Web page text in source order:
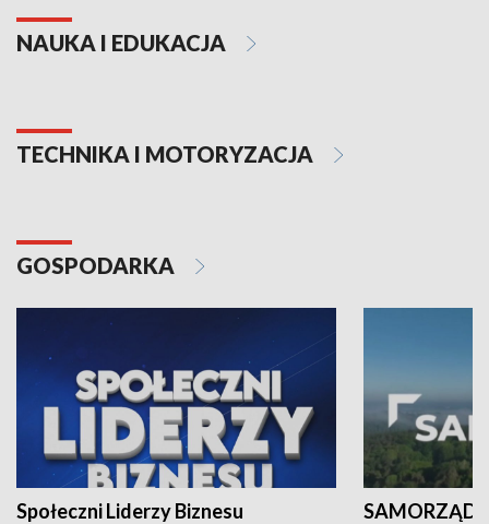
NAUKA I EDUKACJA
TECHNIKA I MOTORYZACJA
GOSPODARKA
Społeczni Liderzy Biznesu SAMORZĄD